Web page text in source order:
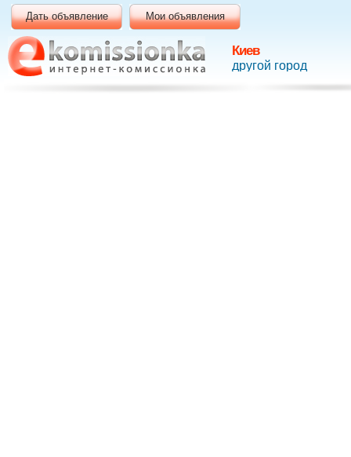
Киев
другой город
Дать объявление Мои объявления